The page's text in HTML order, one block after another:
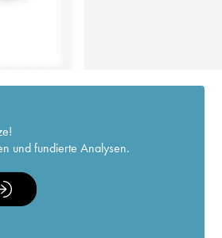
und fundierte Analysen.